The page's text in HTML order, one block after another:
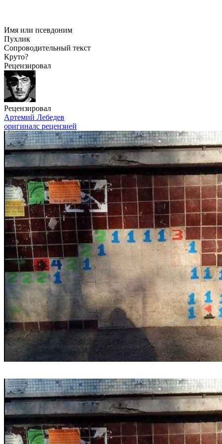
Имя или псевдоним
Пухлик
Сопроводительный текст
Круто?
Рецензировал
Рецензировал
Артемий Лебедев
оригиналс рецензией